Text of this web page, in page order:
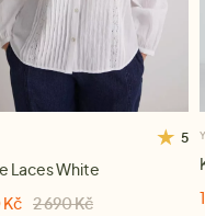
5
Laces White
Kč 2 690 Kč